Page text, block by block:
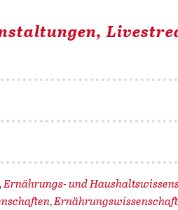
,Ernährungs- und
,